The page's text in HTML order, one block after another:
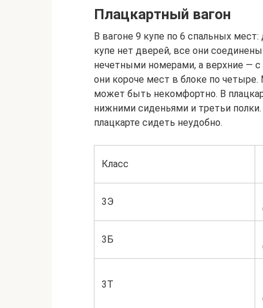
Плацкартный вагон
В вагоне 9 купе по 6 спальных
купе нет дверей, все они
нечетными номерами, а верхние —
они короче мест в блоке по четыре.
может быть некомфортно. В
нижними сиденьями и третьи
плацкарте сидеть неудобно.
Класс
3Э
3Б
3Т